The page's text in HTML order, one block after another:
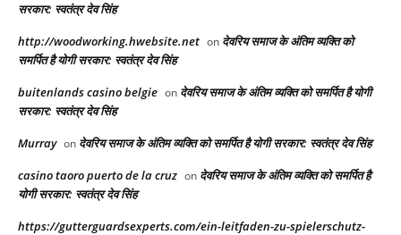
सरकार: स्वतंत्र देव सिंह
http://woodworking.hwebsite.net on देवरिय समाज के अंतिम व्यक्ति को
समर्पित है योगी सरकार: स्वतंत्र देव सिंह
buitenlands casino belgie on देवरिय समाज के अंतिम व्यक्ति को समर्पित है योगी
सरकार: स्वतंत्र देव सिंह
Murray on देवरिय समाज के अंतिम व्यक्ति को समर्पित है योगी सरकार: स्वतंत्र देव सिंह
casino taoro puerto de la cruz on देवरिय समाज के अंतिम व्यक्ति को समर्पित है
योगी सरकार: स्वतंत्र देव सिंह
https://gutterguardsexperts.com/ein-leitfaden-zu-spielerschutz-